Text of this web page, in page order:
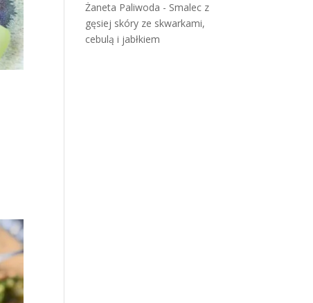
Żaneta Paliwoda - Smalec z
gęsiej skóry ze skwarkami,
cebulą i jabłkiem